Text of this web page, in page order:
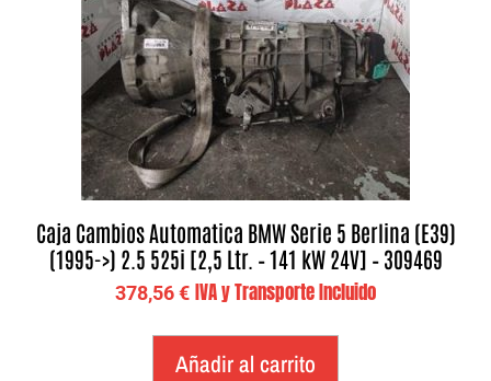
Caja Cambios Automatica BMW Serie 5 Berlina (E39)
(1995->) 2.5 525i [2,5 Ltr. – 141 kW 24V] – 309469
378,56€ IVA y Transporte Incluido
Añadir al carrito